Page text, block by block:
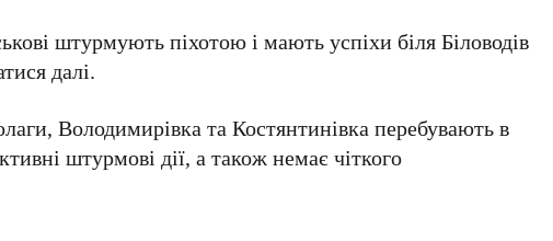
штурмують піхотою і мають успіхи біля Біловодів
далі.
Володимирівка та Костянтинівка перебувають в
штурмові дії, а також немає чіткого